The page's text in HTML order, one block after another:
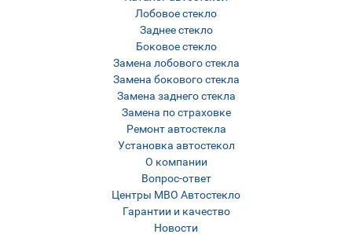
Лобовое стекло
Заднее стекло
Боковое стекло
Замена лобового стекла
Замена бокового стекла
Замена заднего стекла
Замена по страховке
Ремонт автостекла
Установка автостекол
О компании
Вопрос-ответ
Центры МВО Автостекло
Гарантии и качество
Новости